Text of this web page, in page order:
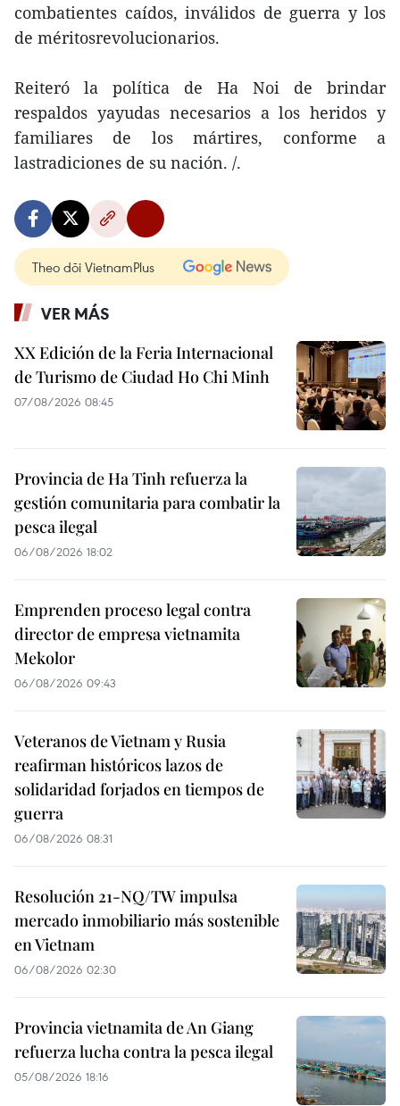
combatientes caídos, inválidos de guerra y los
de méritosrevolucionarios.
Reiteró la política de Ha Noi de brindar
respaldos yayudas necesarios a los heridos y
familiares de los mártires, conforme a
lastradiciones de su nación. /.
Theo dõi VietnamPlus
VER MÁS
XX Edición de la Feria Internacional
de Turismo de Ciudad Ho Chi Minh
07/08/2026 08:45
Provincia de Ha Tinh refuerza la
gestión comunitaria para combatir la
pesca ilegal
06/08/2026 18:02
Emprenden proceso legal contra
director de empresa vietnamita
Mekolor
06/08/2026 09:43
Veteranos de Vietnam y Rusia
reafirman históricos lazos de
solidaridad forjados en tiempos de
guerra
06/08/2026 08:31
Resolución 21-NQ/TW impulsa
mercado inmobiliario más sostenible
en Vietnam
06/08/2026 02:30
Provincia vietnamita de An Giang
refuerza lucha contra la pesca ilegal
05/08/2026 18:16